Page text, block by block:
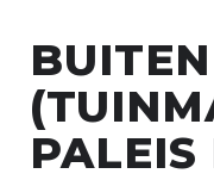
PALEIS